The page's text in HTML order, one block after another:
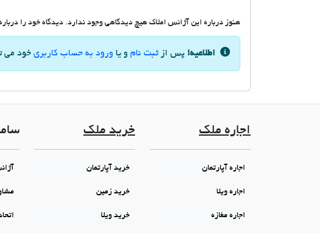
هنوز درباره این آژانس املاک هیچ دیدگاهی وجود ندارد. دیدگاه خود را
اطلاعیه! پس ازثبت نام و یا ورود به حساب کاربری خود می
اجاره ملک
اجاره آپارتمان
اجاره ویلا
اجاره مغازه
خرید ملک
خرید آپارتمان
خرید زمین
خرید ویلا